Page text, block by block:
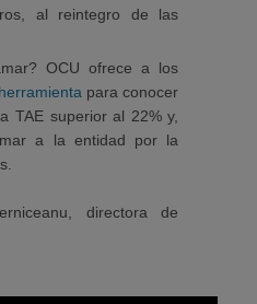
al reintegro de las
OCU ofrece a los
herramienta para conocer
TAE superior al 22% y,
a la entidad por la
directora de